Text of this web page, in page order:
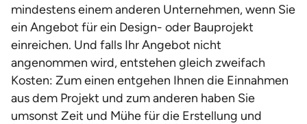
mindestens einem anderen Unternehmen, wenn Sie
ein Angebot für ein Design- oder Bauprojekt
einreichen. Und falls Ihr Angebot nicht
angenommen wird, entstehen gleich zweifach
Kosten: Zum einen entgehen Ihnen die Einnahmen
aus dem Projekt und zum anderen haben Sie
umsonst Zeit und Mühe für die Erstellung und